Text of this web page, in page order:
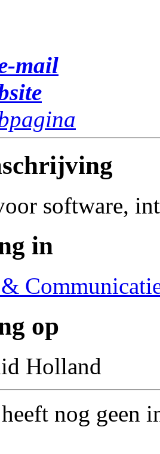
mail
software,
in
op
Holland
nog geen